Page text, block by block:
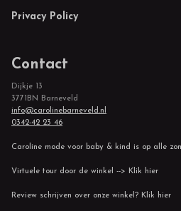
Privacy Policy
Contact
Dijkje 13
3771BN Barneveld
info@carolinebarneveld.nl
0342-42 23 46
Caroline mode voor baby & kind is op alle
Virtuele tour door de winkel --> Klik hier
Review schrijven over onze winkel? Klik hier